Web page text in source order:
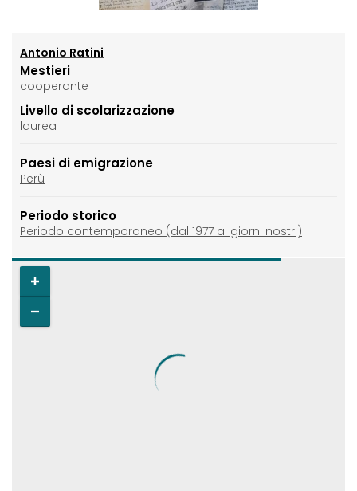
Antonio Ratini
Mestieri
cooperante
Livello di scolarizzazione
laurea
Paesi di emigrazione
Perù
Periodo storico
Periodo contemporaneo (dal 1977 ai giorni nostri)